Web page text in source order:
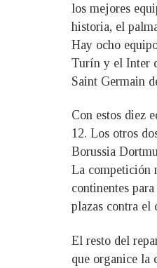
los mejores
historia, el
Hay ocho
Turín y el Inter
Saint Germain
Con estos diez
12. Los otros
Borussia
La competición
continentes
plazas contra el
El resto del
que organice la